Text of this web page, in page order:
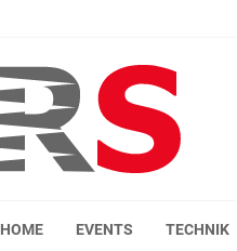
HOME EVENTS TECHNIK